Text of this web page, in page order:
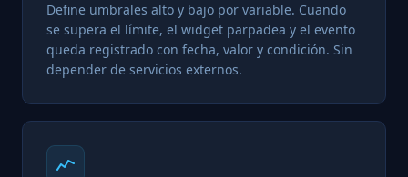
Define umbrales alto y bajo por variable. Cuando
se supera el límite, el widget parpadea y el evento
queda registrado con fecha, valor y condición. Sin
depender de servicios externos.